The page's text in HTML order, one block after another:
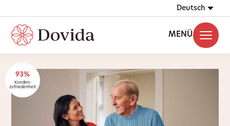
Deutsch
MENÜ
93%
Kunden-
zufriedenheit